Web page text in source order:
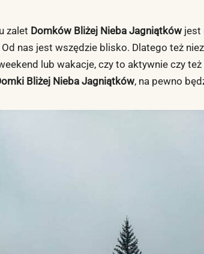
zalet Domków Bliżej Nieba Jagniątków jest
Od nas jest wszędzie blisko. Dlatego też
lub wakacje, czy to aktywnie czy
Bliżej Nieba Jagniątków, na pewno